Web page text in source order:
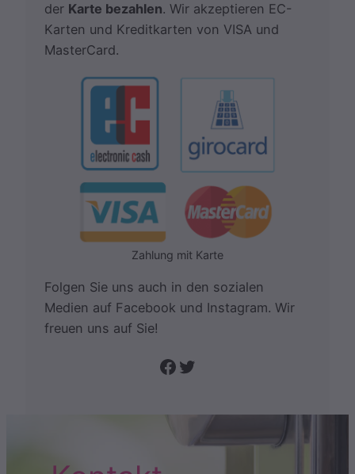
der Karte bezahlen. Wir akzeptieren EC-
Karten und Kreditkarten von VISA und
MasterCard.
Zahlung mit Karte
Folgen Sie uns auch in den sozialen
Medien auf Facebook und Instagram. Wir
freuen uns auf Sie!
Folge uns auf Facebook Twitter